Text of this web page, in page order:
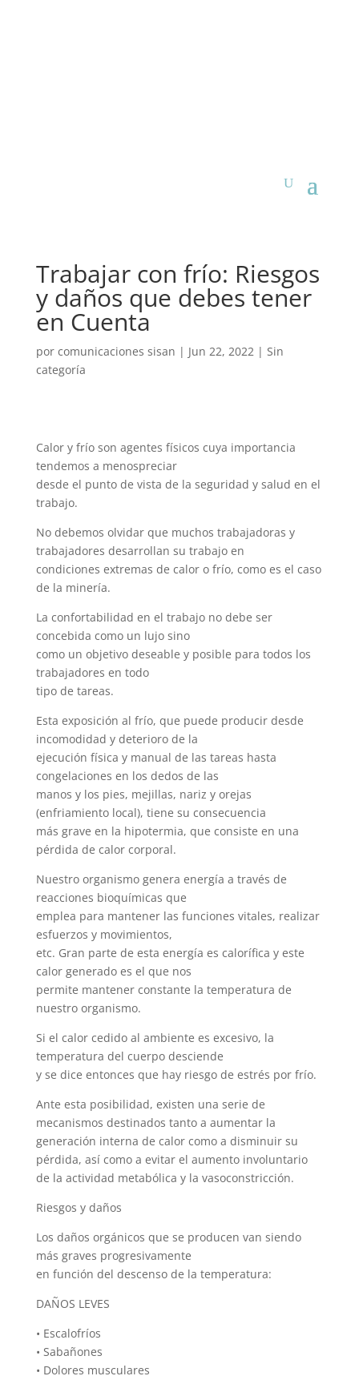
Trabajar con frío: Riesgos
y daños que debes tener
en Cuenta
por comunicaciones sisan | Jun 22, 2022| Sin
categoría
Calor y frío son agentes físicos cuya importancia
tendemos a menospreciar
desde el punto de vista de la seguridad y salud en el
trabajo.
No debemos olvidar que muchos trabajadoras y
trabajadores desarrollan su trabajo en
condiciones extremas de calor o frío, como es el caso
de la minería.
La confortabilidad en el trabajo no debe ser
concebida como un lujo sino
como un objetivo deseable y posible para todos los
trabajadores en todo
tipo de tareas.
Esta exposición al frío, que puede producir desde
incomodidad y deterioro de la
ejecución física y manual de las tareas hasta
congelaciones en los dedos de las
manos y los pies, mejillas, nariz y orejas
(enfriamiento local), tiene su consecuencia
más grave en la hipotermia, que consiste en una
pérdida de calor corporal.
Nuestro organismo genera energía a través de
reacciones bioquímicas que
emplea para mantener las funciones vitales, realizar
esfuerzos y movimientos,
etc. Gran parte de esta energía es calorífica y este
calor generado es el que nos
permite mantener constante la temperatura de
nuestro organismo.
Si el calor cedido al ambiente es excesivo, la
temperatura del cuerpo desciende
y se dice entonces que hay riesgo de estrés por frío.
Ante esta posibilidad, existen una serie de
mecanismos destinados tanto a aumentar la
generación interna de calor como a disminuir su
pérdida, así como a evitar el aumento involuntario
de la actividad metabólica y la vasoconstricción.
Riesgos y daños
Los daños orgánicos que se producen van siendo
más graves progresivamente
en función del descenso de la temperatura:
DAÑOS LEVES
• Escalofríos
• Sabañones
• Dolores musculares